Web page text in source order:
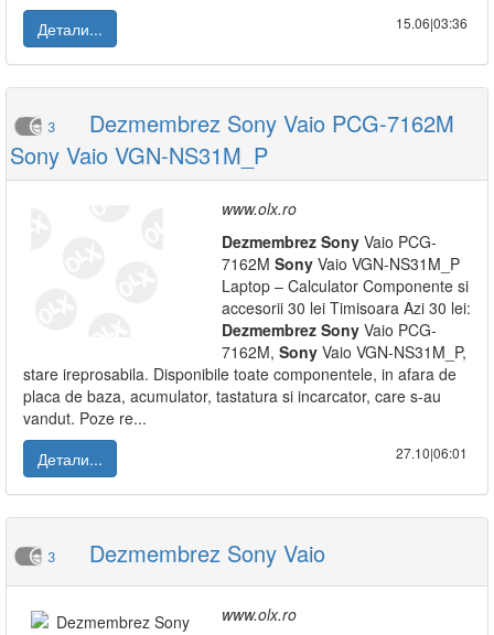
Детали...
15.06|03:36
3
Dezmembrez Sony Vaio PCG-7162M
Sony Vaio VGN-NS31M_P
www.olx.ro
Dezmembrez Sony Vaio PCG-
7162M Sony Vaio VGN-NS31M_P
Laptop – Calculator Componente si
accesorii 30 lei Timisoara Azi 30 lei:
Dezmembrez Sony Vaio PCG-
7162M, Sony Vaio VGN-NS31M_P,
stare ireprosabila. Disponibile toate componentele, in afara de
placa de baza, acumulator, tastatura si incarcator, care s-au
vandut. Poze re...
Детали...
27.10|06:01
3 Dezmembrez Sony Vaio
www.olx.ro